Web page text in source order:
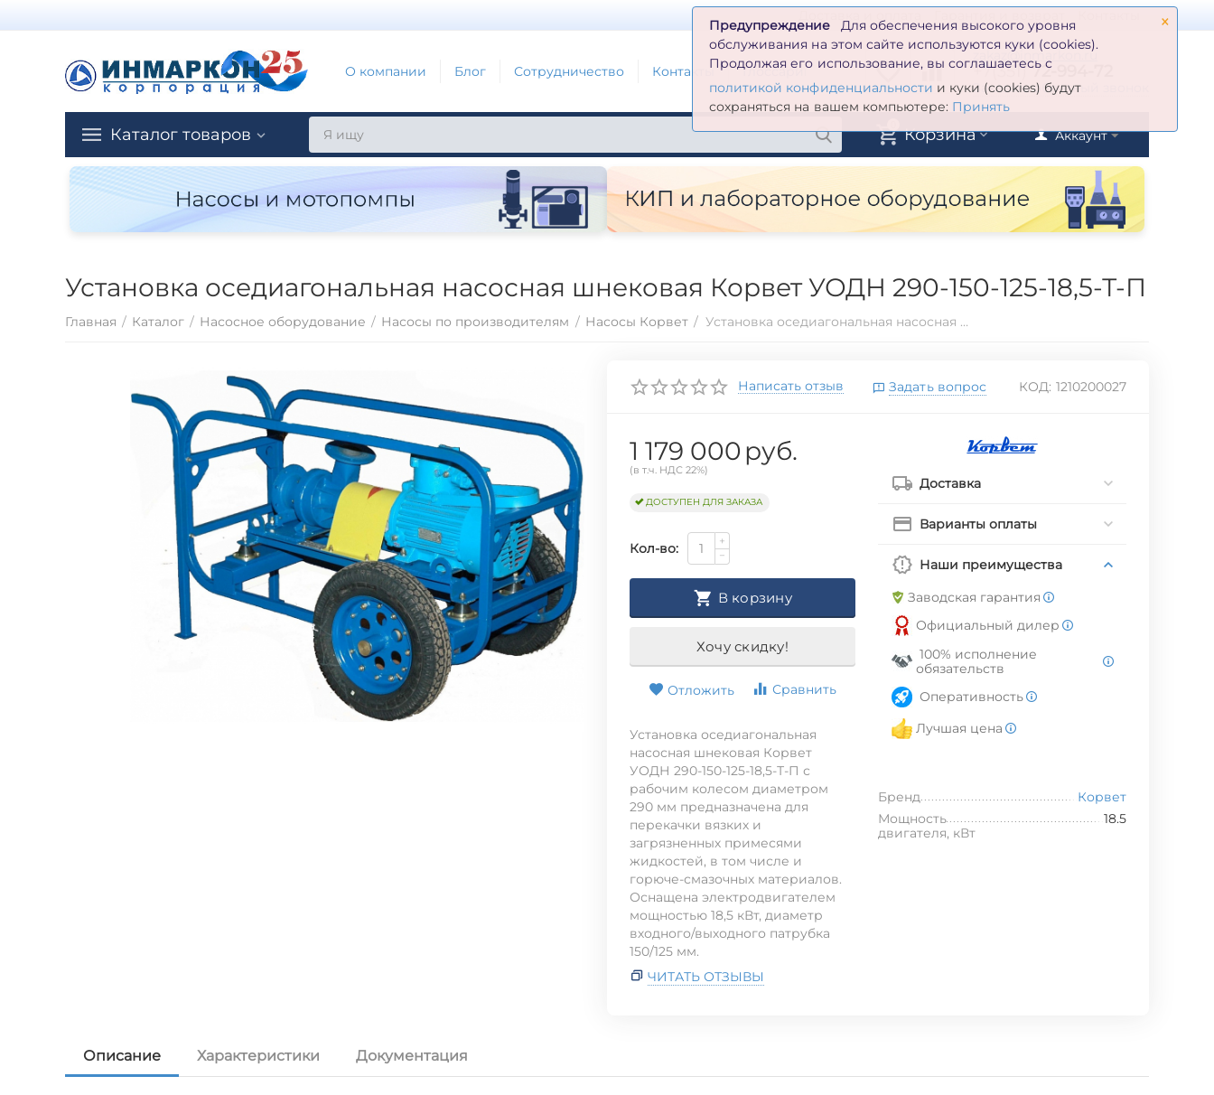
×
Предупреждение
Для обеспечения высокого уровня
обслуживания на этом сайте используются куки (cookies).
Продолжая его использование, вы соглашаетесь с
политикой конфиденциальности и куки (cookies) будут
сохраняться на вашем компьютере: Принять
О компании Блог Сотрудничество Контакты Глоссарий
zakaz@inmarkon.ru
+7(351)72-994-72
Заказать обратный звонок
Каталог товаров Аккаунт
Корзина
Установка оседиагональная насосная шнековая Корвет УОДН 290-150-125-18,5-Т-П
Главная / Каталог / Насосное оборудование / Насосы по производителям / Насосы Корвет / Установка оседиагональная насосная шнековая Корвет УОДН 290-150-125-18,5-Т-П
Написать отзыв Задать вопрос КОД: 1210200027
1 179 000 руб.
(в т.ч. НДС 22%)
ДОСТУПЕН ДЛЯ ЗАКАЗА
Кол-во:
+
−
В корзину
Хочу скидку!
Отложить Сравнить
Установка оседиагональная
насосная шнековая Корвет
УОДН 290-150-125-18,5-Т-П с
рабочим колесом диаметром
290 мм предназначена для
перекачки вязких и
загрязненных примесями
жидкостей, в том числе и
горюче-смазочных материалов.
Оснащена электродвигателем
мощностью 18,5 кВт, диаметр
входного/выходного патрубка
150/125 мм.
Доставка
Варианты оплаты
Наши преимущества
Заводская гарантия
Официальный дилер
100% исполнение
обязательств
Оперативность
Лучшая цена
Бренд
Корвет
Мощность
двигателя, кВт
18.5
ЧИТАТЬ ОТЗЫВЫ
Описание Характеристики Документация